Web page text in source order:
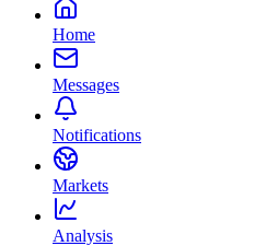
Home
Messages
Notifications
Markets
Analysis